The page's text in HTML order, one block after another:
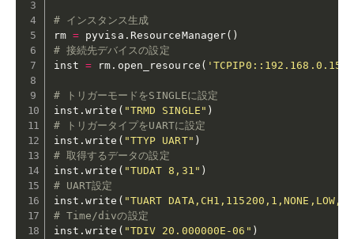
# インスタンス生成
rm = pyvisa . ResourceManager( )
# 接続先デバイスの設定
inst = rm . open_resource (
# トリガーモードをSINGLEに設定
inst .write ( "TRMD SINGLE" )
# トリガータイプをUARTに設定
inst .write ( "TTYP UART" )
# 取得するデータの設定
inst .write ( "TUDAT 8,31" )
# UART設定
inst .write ( "TUART
# Time/divの設定
inst .write ( "TDIV 20.000000E-06" )